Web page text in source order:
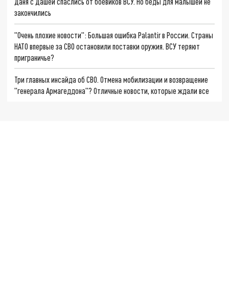
закончились
"Очень плохие новости": Большая ошибка Palantir в России. Страны
НАТО впервые за СВО остановили поставки оружия. ВСУ теряют
приграничье?
Три главных инсайда об СВО. Отмена мобилизации и возвращение
"генерала Армагеддона"? Отличные новости, которые ждали все